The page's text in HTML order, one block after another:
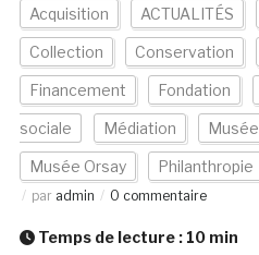
Acquisition ACTUALITÉS
Collection Conservation
Financement Fondation
sociale Médiation Musée
Musée Orsay Philanthropie
par admin 0 commentaire
Temps de lecture : 10 min